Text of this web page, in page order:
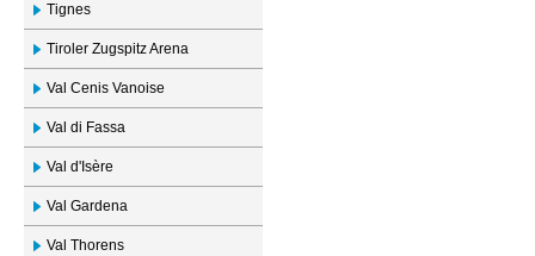
Tignes
Tiroler Zugspitz Arena
Val Cenis Vanoise
Val di Fassa
Val d'Isère
Val Gardena
Val Thorens